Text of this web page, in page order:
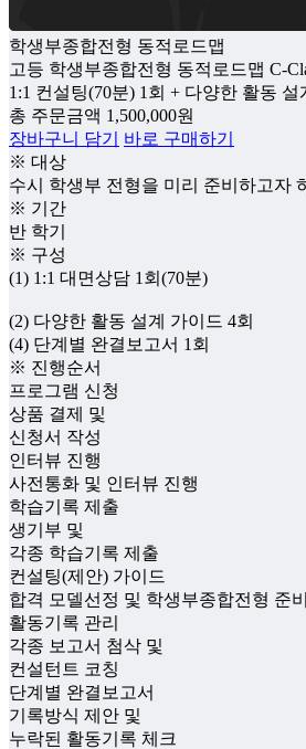
학생부종합전형 동적로드맵
고등 학생부종합전형 동적로드맵 C-
1:1 컨설팅(70분) 1회 + 다양한 활동
총 주문금액 1,500,000원
장바구니 담기
바로 구매하기
※ 대상
수시 학생부 전형을 미리 준비하고자
※ 기간
반 학기
※ 구성
(1) 1:1 대면상담 1회(70분)
(2) 다양한 활동 설계 가이드 4회
(4) 단계별 완결보고서 1회
※ 진행순서
프로그램 신청
상품 결제 및
신청서 작성
인터뷰 진행
사전통화 및 인터뷰 진행
학습기록 제출
생기부 및
각종 학습기록 제출
컨설팅(제안) 가이드
합격 모델선정 및 학생부종합전형 준
활동기록 관리
각종 보고서 첨삭 및
컨설턴트 코칭
단계별 완결보고서
기록방식 제안 및
누락된 활동기록 체크